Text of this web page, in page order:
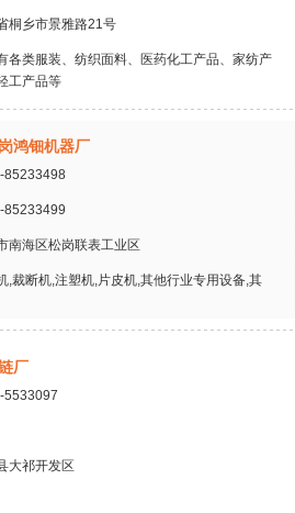
桐乡市景雅路21号
各类服装、纺织面料、医药化工产品、家纺产
工产品等
鸿钿机器厂
85233498
85233499
南海区松岗联表工业区
,裁断机,注塑机,片皮机,其他行业专用设备,其
厂
5533097
大祁开发区